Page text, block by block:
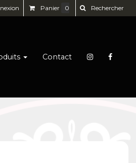
Contact
Panier 0 Rechercher